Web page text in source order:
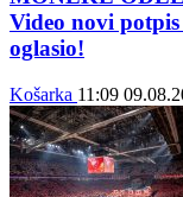
Video novi
oglasio!
Košarka 11:09